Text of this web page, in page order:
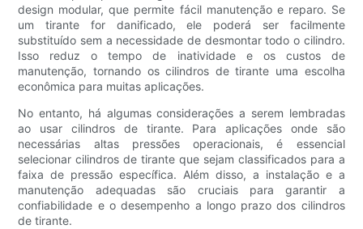
design modular, que permite fácil manutenção e reparo. Se
um tirante for danificado, ele poderá ser facilmente
substituído sem a necessidade de desmontar todo o cilindro.
Isso reduz o tempo de inatividade e os custos de
manutenção, tornando os cilindros de tirante uma escolha
econômica para muitas aplicações.
No entanto, há algumas considerações a serem lembradas
ao usar cilindros de tirante. Para aplicações onde são
necessárias altas pressões operacionais, é essencial
selecionar cilindros de tirante que sejam classificados para a
faixa de pressão específica. Além disso, a instalação e a
manutenção adequadas são cruciais para garantir a
confiabilidade e o desempenho a longo prazo dos cilindros
de tirante.